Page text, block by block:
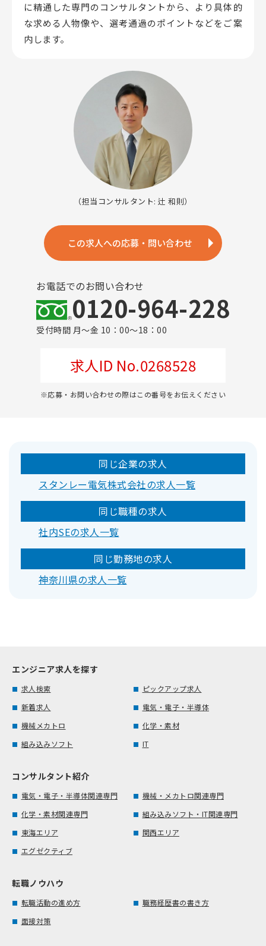
に精通した専門のコンサルタントから、 より具体的
な求める人物像や、選考通過のポイントなどをご案
内します。
（担当コンサルタント: 辻 和則）
この求人への応募・問い合わせ
お電話でのお問い合わせ
0120-964-228
受付時間 月～金 10：00～18：00
求人ID No.0268528
※応募・お問い合わせの際はこの番号をお伝えください
同じ企業の求人
スタンレー電気株式会社の求人一覧
同じ職種の求人
社内SEの求人一覧
同じ勤務地の求人
神奈川県の求人一覧
エンジニア求人を探す
求人検索
ピックアップ求人
新着求人
電気・電子・半導体
機械メカトロ
化学・素材
組み込みソフト
IT
コンサルタント紹介
電気・電子・半導体関連専門
機械・メカトロ関連専門
化学・素材関連専門
組み込みソフト・IT関連専門
東海エリア
関西エリア
エグゼクティブ
転職ノウハウ
転職活動の進め方
職務経歴書の書き方
面接対策